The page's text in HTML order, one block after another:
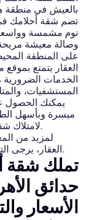
بالعيش في منطقة
تضم شقة أحلامك
نوم مشمسة
وصالة معيشة
على المنطقة
العقار يتمتع
الخدمات
المستشفيات،
يمكنك
ميسرة وبأسهل
لامتلاك شقة أحلامك في حدائق الأهرام.
لمزيد من
العقار، يرجى التواصل معنا مباشرة دون تردد.
تملك شقة
حدائق
الأسعار